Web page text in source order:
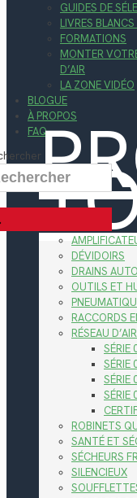
GUIDES DE
LIVRES
FORMATIONS
MONTER
D’AIR
LA ZONE VIDÉO
BLOGUE
À PROPOS
FAQ
DÉVIDOIRS
DRAINS
OUTILS ET
RACCORDS
RÉSEAU
SÉRIE
SÉRIE
SÉRIE
SÉRIE
ROBINETS
SANTÉ ET
SÉCHEURS
SILENCIEUX